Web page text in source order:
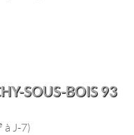
SOUS-BOIS 93
à J-7)